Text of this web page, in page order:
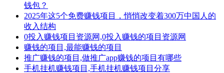
钱包？
2025年这5个免费赚钱项目，悄悄改变着300万中国人的
收入结构
0投入赚钱项目资源网,0投入赚钱的项目资源网
赚钱的项目,最能赚钱的项目
推广赚钱的项目,做推广app赚钱的项目有哪些
手机挂机赚钱项目,手机挂机赚钱项目分享